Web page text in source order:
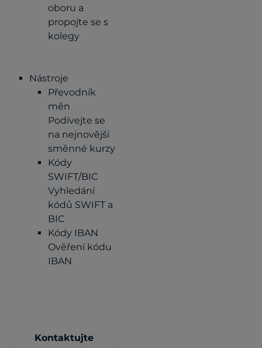
oboru a
propojte se s
kolegy
Nástroje
Převodník
měn
Podívejte se
na nejnovější
směnné kurzy
Kódy
SWIFT/BIC
Vyhledání
kódů SWIFT a
BIC
Kódy IBAN
Ověření kódu
IBAN
Kontaktujte